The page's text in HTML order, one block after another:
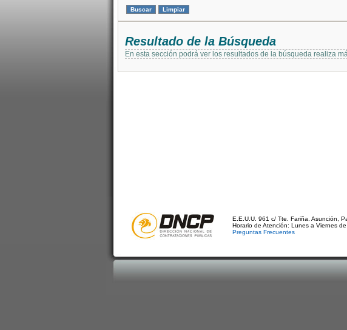
Resultado de la Búsqueda
En esta sección podrá ver los resultados de la búsqueda realiza
E.E.U.U. 961 c/ Tte. Fariña. Asunción,
Horario de Atención: Lunes a Viernes
Preguntas Frecuentes